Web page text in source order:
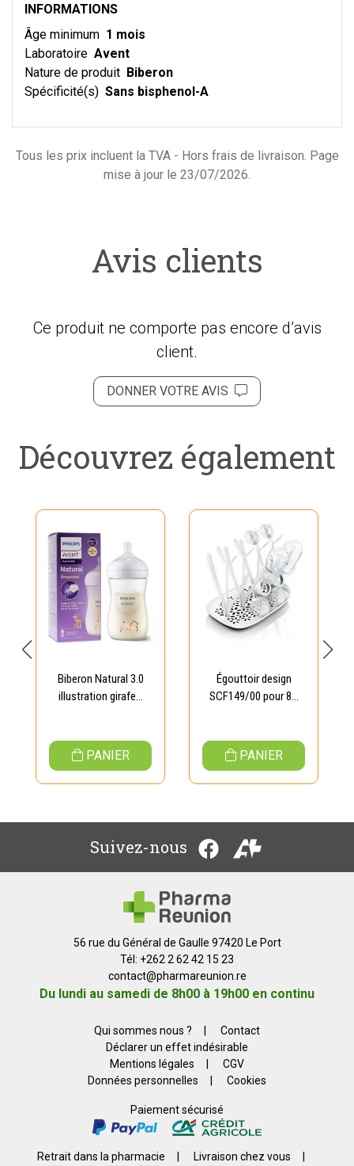
INFORMATIONS
Âge minimum 1 mois
Laboratoire Avent
Nature de produit Biberon
Spécificité(s) Sans bisphenol-A
Tous les prix incluent la TVA - Hors frais de livraison. Page
mise à jour le 23/07/2026.
Avis clients
Ce produit ne comporte pas encore d’avis
client.
DONNER VOTRE AVIS
Découvrez également
Biberon Natural 3.0
illustration girafe...
PANIER
Égouttoir design
SCF149/00 pour 8...
PANIER
Suivez-nous
56 rue du Général de Gaulle 97420 Le Port
Tél: +262 2 62 42 15 23
contact@pharmareunion.re
Du lundi au samedi de 8h00 à 19h00 en continu
Qui sommes nous ?
Contact
Déclarer un effet indésirable
Mentions légales
CGV
Données personnelles
Cookies
Paiement sécurisé
Retrait dans la pharmacie Livraison chez vous